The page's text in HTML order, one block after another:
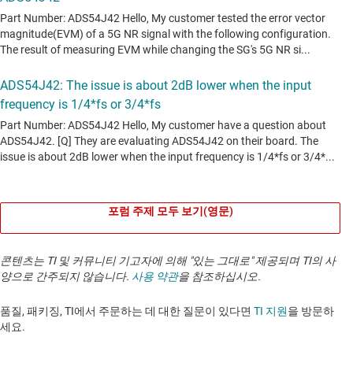
포럼 주제 모두 보기(영문)
콘텐츠는 TI 및 커뮤니티 기고자에 의해 "있는 그대로" 제공되며 TI의 사
양으로 간주되지 않습니다. 사용 약관을 참조하십시오.
품질, 패키징, TI에서 주문하는 데 대한 질문이 있다면 TI 지원을 방문하
세요. ​​​​​​​​​​​​​​